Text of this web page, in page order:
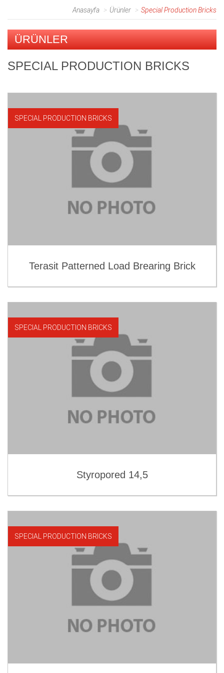
Anasayfa Ürünler Special Production Bricks
ÜRÜNLER
SPECIAL PRODUCTION BRICKS
SPECIAL PRODUCTION BRICKS
Terasit Patterned Load Brearing Brick
SPECIAL PRODUCTION BRICKS
Styropored 14,5
SPECIAL PRODUCTION BRICKS